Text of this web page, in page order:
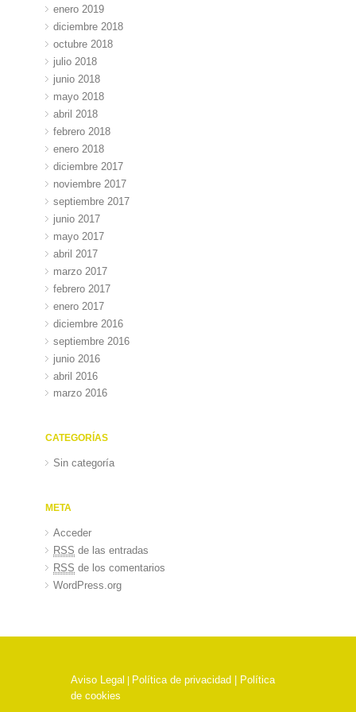
enero 2019
diciembre 2018
octubre 2018
julio 2018
junio 2018
mayo 2018
abril 2018
febrero 2018
enero 2018
diciembre 2017
noviembre 2017
septiembre 2017
junio 2017
mayo 2017
abril 2017
marzo 2017
febrero 2017
enero 2017
diciembre 2016
septiembre 2016
junio 2016
abril 2016
marzo 2016
CATEGORÍAS
Sin categoría
META
Acceder
RSS de las entradas
RSS de los comentarios
WordPress.org
Aviso Legal Política de privacidad |
Política
de cookies